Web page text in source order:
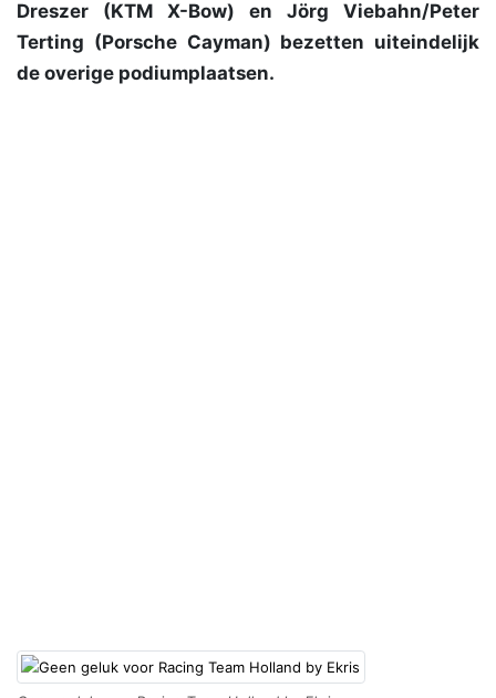
Dreszer (KTM X-Bow) en Jörg Viebahn/Peter
Terting (Porsche Cayman) bezetten uiteindelijk
de overige podiumplaatsen.